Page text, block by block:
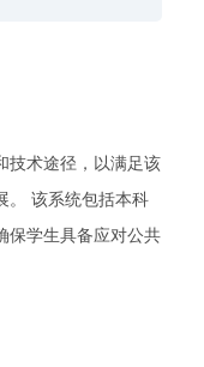
技术途径，以满足该
。 该系统包括本科
保学生具备应对公共